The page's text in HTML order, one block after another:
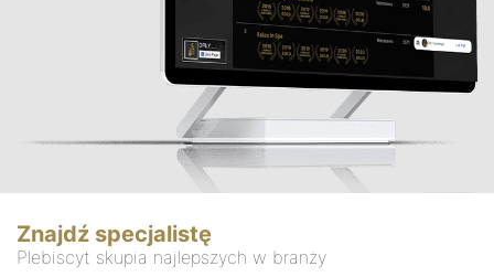
Znajdź specjalistę
Plebiscyt skupia najlepszych w branży